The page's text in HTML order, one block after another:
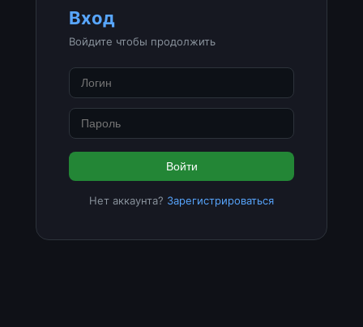
Вход
Войдите чтобы продолжить
Войти
Нет аккаунта? Зарегистрироваться